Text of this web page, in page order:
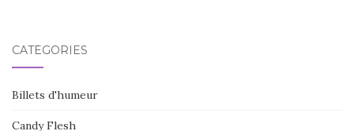
CATÉGORIES
Billets d'humeur
Candy Flesh